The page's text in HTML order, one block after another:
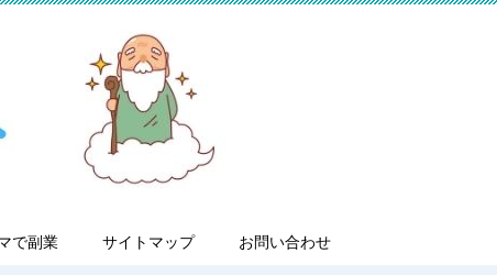
で副業 サイトマップ お問い合わせ